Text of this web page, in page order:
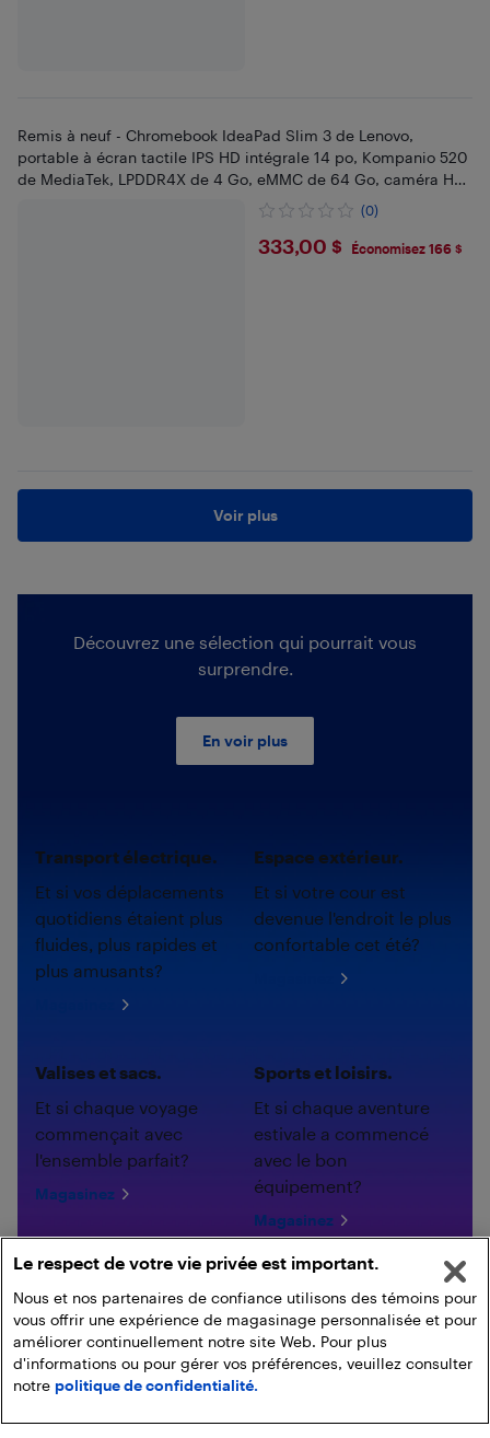
Remis à neuf - Chromebook IdeaPad Slim 3 de Lenovo,
portable à écran tactile IPS HD intégrale 14 po, Kompanio 520
de MediaTek, LPDDR4X de 4 Go, eMMC de 64 Go, caméra HD
(0)
$333
333,00 $ Économisez 166 $
Voir plus
Découvrez une sélection qui pourrait vous
surprendre.
En voir plus
Transport électrique.
Et si vos déplacements
quotidiens étaient plus
fluides, plus rapides et
plus amusants?
Espace extérieur.
Et si votre cour est
devenue l'endroit le plus
confortable cet été?
Valises et sacs.
Et si chaque voyage
commençait avec
l'ensemble parfait?
Magasinez
Sports et loisirs.
Et si chaque aventure
estivale a commencé
avec le bon
équipement?
Magasinez
Le respect de votre vie privée est important.
Nous et nos partenaires de confiance utilisons des témoins pour
vous offrir une expérience de magasinage personnalisée et pour
améliorer continuellement notre site Web. Pour plus
d'informations ou pour gérer vos préférences, veuillez consulter
notre politique de confidentialité.